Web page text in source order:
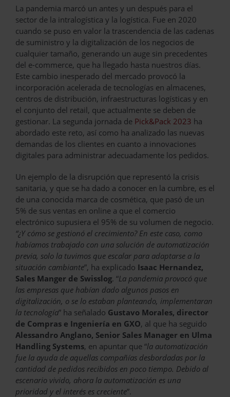
La pandemia marcó un antes y un después para el
sector de la intralogística y la logística. Fue en 2020
cuando se puso en valor la trascendencia de las cadenas
de suministro y la digitalización de los negocios de
cualquier tamaño, generando un auge sin precedentes
del e-commerce, que ha llegado hasta nuestros días.
Este cambio inesperado del mercado provocó la
incorporación acelerada de tecnologías en almacenes,
centros de distribución, infraestructuras logísticas y en
el conjunto del retail, que actualmente se deben de
gestionar. La segunda jornada de Pick&Pack 2023 ha
abordado este reto, así como ha analizado las nuevas
demandas de los clientes en cuanto a innovaciones
digitales para administrar adecuadamente los pedidos.
Un ejemplo de la disrupción que representó la crisis
sanitaria, y que se ha dado a conocer en la cumbre, es el
de una conocida marca de cosmética, que pasó de un
5% de sus ventas en online a que el comercio
electrónico supusiera el 95% de su volumen de negocio.
“¿Y cómo se gestionó el crecimiento? En este caso, como
habíamos trabajado con una solución de automatización
previa, solo la tuvimos que escalar para adaptarse a la
situación cambiante”, ha explicado Isaac Hernandez,
Sales Manger de Swisslog. “La pandemia provocó que
las empresas que habían dado algunos pasos en
digitalización, o se lo estaban planteando, implementaran
la tecnología” ha señalado Gustavo Morales, director
de Compras e Ingeniería en GXO, al que ha seguido
Alessandro Anglano, Senior Sales Manager en Ulma
Handling Systems, en apuntar que “la automatización
fue la ayuda de aquellas compañías desbordadas por la
cantidad de pedidos recibidos en poco tiempo. Debido al
escenario vivido, ahora la automatización es una
prioridad y el interés es creciente”.